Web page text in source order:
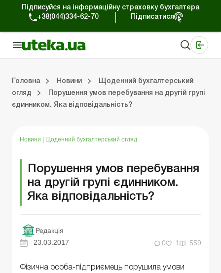
Підписуйся на інформаційну страховку бухгалтера
+38(044)334-62-70
Підписатися
Головна Новини
Щоденний бухгалтерський
огляд
Порушення умов перебування на другій групі
єдинником. Яка відповідальність?
Новини Щоденний бухгалтерський огляд
Порушення умов перебування
на другій групі єдинником.
Яка відповідальність?
Редакція
23.03.2017
0 1 559
Фізична особа-підприємець порушила умови